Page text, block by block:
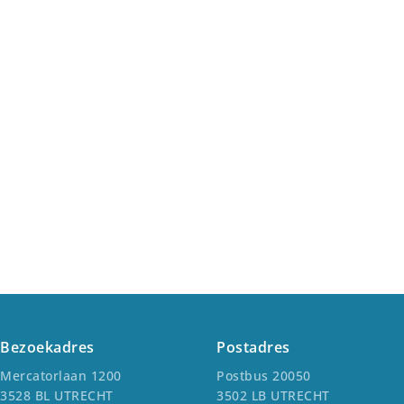
Bezoekadres
Mercatorlaan 1200
3528 BL UTRECHT
Postadres
Postbus 20050
3502 LB UTRECHT